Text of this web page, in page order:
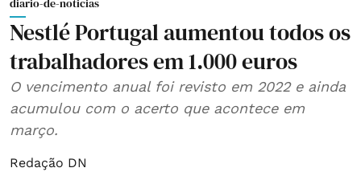
diario-de-noticias
Nestlé Portugal aumentou todos os
trabalhadores em 1.000 euros
O vencimento anual foi revisto em 2022 e ainda
acumulou com o acerto que acontece em
março.
Redação DN